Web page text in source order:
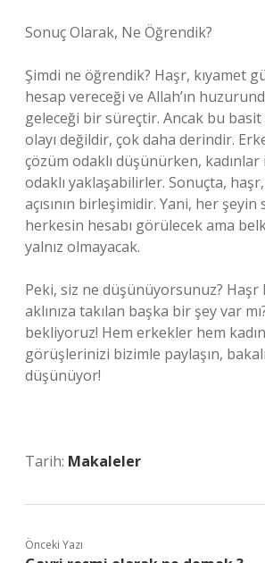
Sonuç Olarak, Ne Öğrendik?
Şimdi ne öğrendik? Haşr, kıyamet
hesap vereceği ve Allah’ın
geleceği bir süreçtir. Ancak bu
olayı değildir, çok daha derindir.
çözüm odaklı düşünürken,
odaklı yaklaşabilirler. Sonuçta,
açısının birleşimidir. Yani, her şeyin
herkesin hesabı görülecek ama
yalnız olmayacak.
Peki, siz ne düşünüyorsunuz? Haşr
aklınıza takılan başka bir şey var
bekliyoruz! Hem erkekler hem
görüşlerinizi bizimle paylaşın,
düşünüyor!
Tarih: Makaleler
Önceki Yazı